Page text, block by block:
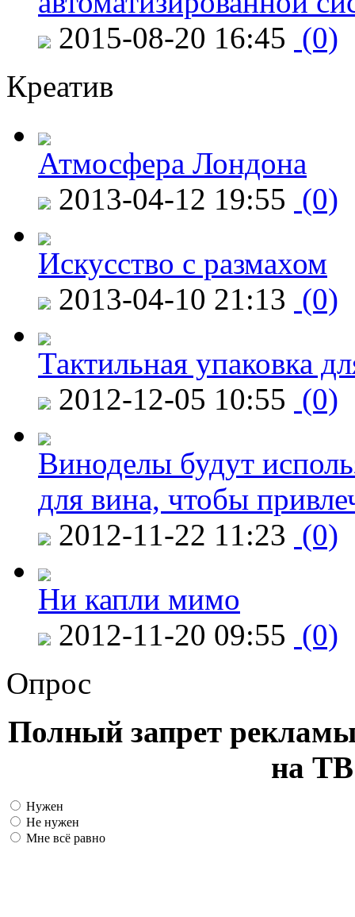
2015-08-20 16:45 (0)
Креатив
Атмосфера Лондона
2013-04-12 19:55 (0)
Искусство с размахом
2013-04-10 21:13 (0)
Тактильная упаковка
2012-12-05 10:55 (0)
Виноделы будут
для вина, чтобы
2012-11-22 11:23 (0)
Ни капли мимо
2012-11-20 09:55 (0)
Опрос
Полный запрет
на ТВ
Нужен
Не нужен
Мне всё равно